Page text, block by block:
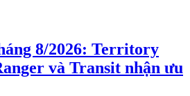
8/2026: Territory
và Transit nhận ưu